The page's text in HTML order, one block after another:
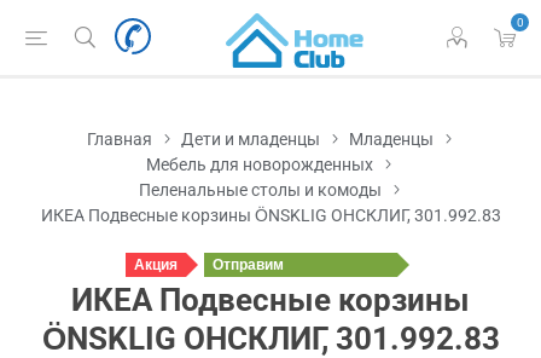
0
Главная Дети и младенцы
Младенцы
Мебель для новорожденных
Пеленальные столы и комоды
ИКЕА Подвесные корзины ÖNSKLIG ОНСКЛИГ, 301.992.83
Акция
Отправим
в понедельник
ИКЕА Подвесные корзины
ÖNSKLIG ОНСКЛИГ, 301.992.83